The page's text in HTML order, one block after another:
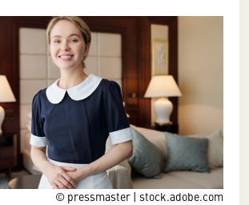
© pressmaster | stock.adobe.com